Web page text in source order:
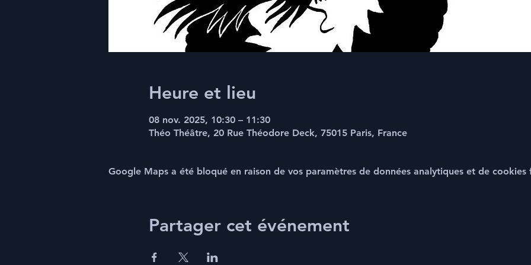
Heure et lieu
08 nov. 2025, 10:30 – 11:30
Théo Théâtre, 20 Rue Théodore Deck, 75015 Paris, France
Google Maps a été bloqué en raison de vos paramètres de données analytiques et de cookies
Partager cet événement